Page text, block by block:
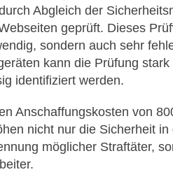
Abgleich der
geprüft. Dieses
sondern auch sehr
kann die Prüfung
identifiziert werden.
Anschaffungskosten von
nicht nur die Sicherheit
möglicher Straftäter,